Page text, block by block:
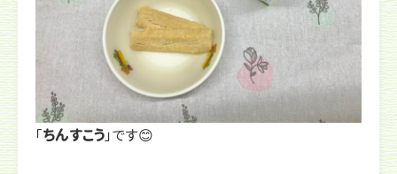
「ちんすこう」です😊